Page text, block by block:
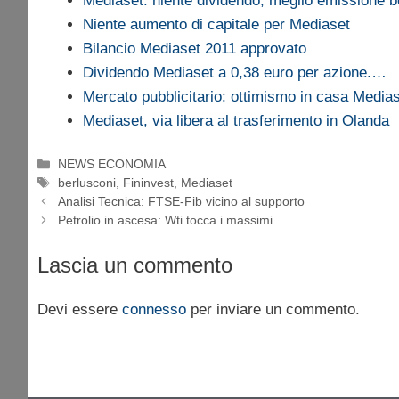
Niente aumento di capitale per Mediaset
Bilancio Mediaset 2011 approvato
Dividendo Mediaset a 0,38 euro per azione.…
Mercato pubblicitario: ottimismo in casa
Mediaset, via libera al trasferimento in Olanda
Categorie
NEWS ECONOMIA
Tag
berlusconi, Fininvest, Mediaset
Analisi Tecnica: FTSE-Fib vicino al supporto
Petrolio in ascesa: Wti tocca i massimi
Lascia un commento
Devi essere connesso per inviare un commento.